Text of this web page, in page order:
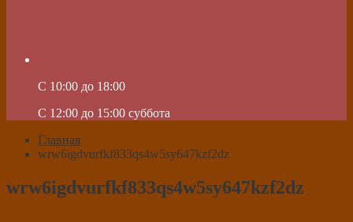
C 10:00 до 18:00
C 12:00 до 15:00 суббота
Главная
wrw6igdvurfkf833qs4w5sy647kzf2dz
wrw6igdvurfkf833qs4w5sy647kzf2dz